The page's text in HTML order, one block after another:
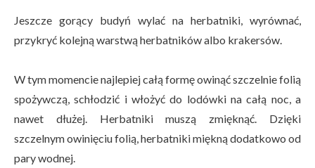
Jeszcze gorący budyń wylać na herbatniki, wyrównać,
przykryć kolejną warstwą herbatników albo krakersów.
W tym momencie najlepiej całą formę owinąć szczelnie folią
spożywczą, schłodzić i włożyć do lodówki na całą noc, a
nawet dłużej. Herbatniki muszą zmięknąć. Dzięki
szczelnym owinięciu folią, herbatniki miękną dodatkowo od
pary wodnej.